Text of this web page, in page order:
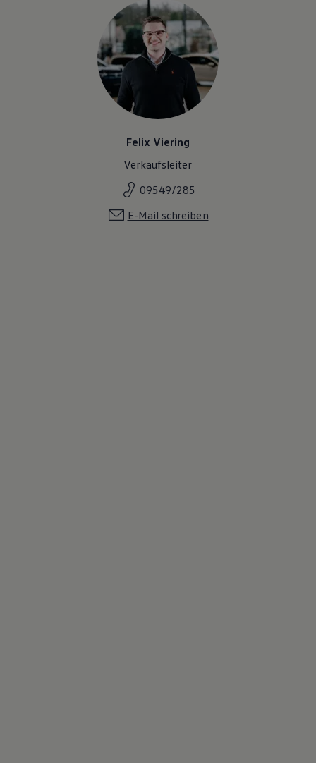
Felix Viering
Verkaufsleiter
09549/285
E-Mail schreiben